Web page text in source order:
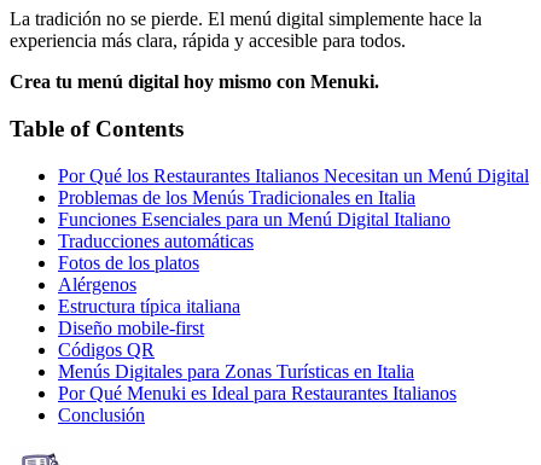
La tradición no se pierde. El menú digital simplemente hace la
experiencia más clara, rápida y accesible para todos.
Crea tu menú digital hoy mismo con Menuki.
Table of Contents
Por Qué los Restaurantes Italianos Necesitan un Menú Digital
Problemas de los Menús Tradicionales en Italia
Funciones Esenciales para un Menú Digital Italiano
Traducciones automáticas
Fotos de los platos
Alérgenos
Estructura típica italiana
Diseño mobile-first
Códigos QR
Menús Digitales para Zonas Turísticas en Italia
Por Qué Menuki es Ideal para Restaurantes Italianos
Conclusión